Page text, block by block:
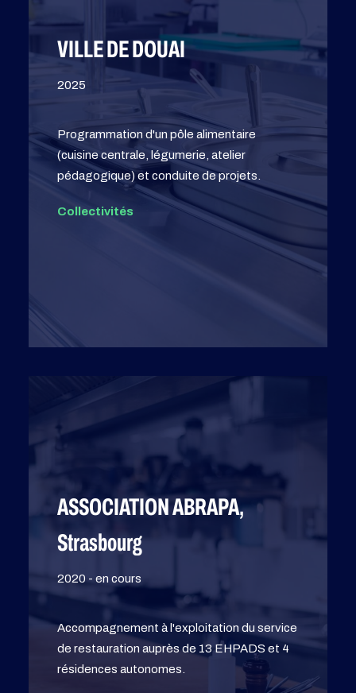
VILLE DE DOUAI
2025
Programmation d'un pôle alimentaire
(cuisine centrale, légumerie, atelier
pédagogique) et conduite de projets.
Collectivités
ASSOCIATION ABRAPA,
Strasbourg
2020 - en cours
Accompagnement à l'exploitation du service
de restauration auprès de 13 EHPADS et 4
résidences autonomes.